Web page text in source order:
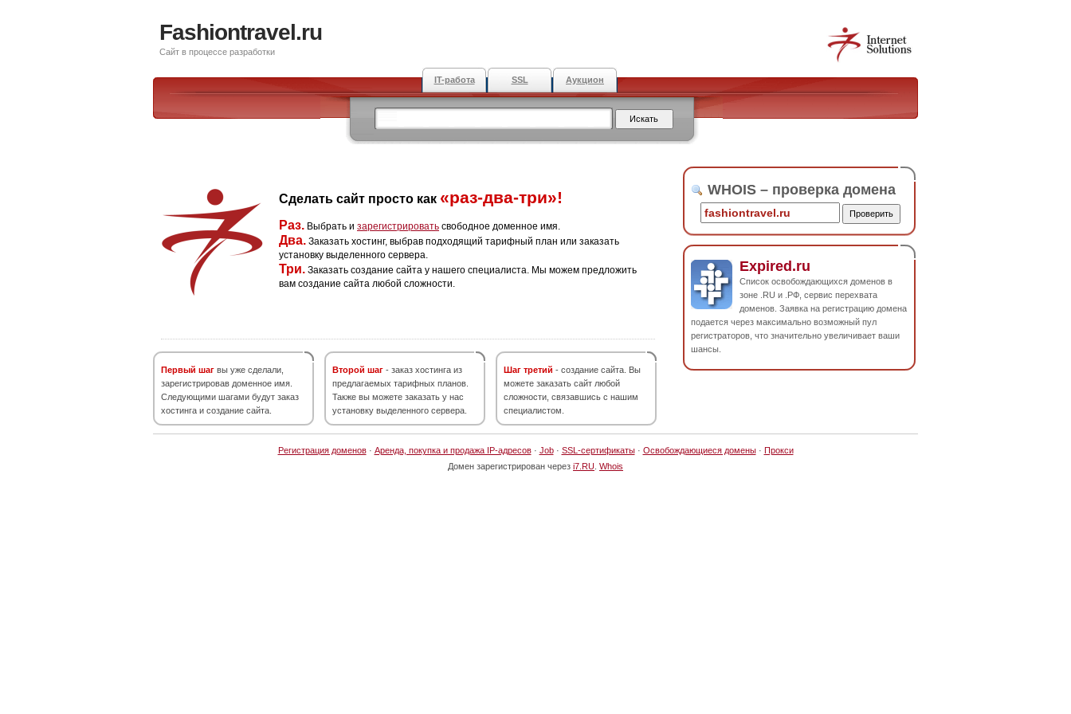
Fashiontravel.ru
Сайт в процессе разработки
IT-работа SSL Аукцион
Сделать сайт просто как «раз-два-три»!
Раз. Выбрать и зарегистрировать свободное доменное имя.
Два. Заказать хостинг, выбрав подходящий тарифный план или заказать
установку выделенного сервера.
Три. Заказать создание сайта у нашего специалиста. Мы можем предложить
вам создание сайта любой сложности.
Первый шаг вы уже сделали,
зарегистрировав доменное имя.
Следующими шагами будут заказ
хостинга и создание сайта.
Второй шаг - заказ хостинга из
предлагаемых тарифных планов.
Также вы можете заказать у нас
установку выделенного сервера.
Шаг третий - создание сайта. Вы
можете заказать сайт любой
сложности, связавшись с нашим
специалистом.
WHOIS – проверка домена
Expired.ru
Список освобождающихся доменов в
зоне .RU и .РФ, сервис перехвата
доменов. Заявка на регистрацию домена
подается через максимально возможный пул
регистраторов, что значительно увеличивает ваши
шансы.
Регистрация доменов· Аренда, покупка и продажа IP-адресов· Job· SSL-сертификаты· Освобождающиеся домены· Прокси
Домен зарегистрирован через i7.RU Whois